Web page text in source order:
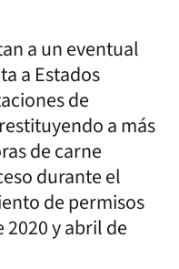
a un eventual
a Estados
de
a más
de carne
durante el
de permisos
y abril de